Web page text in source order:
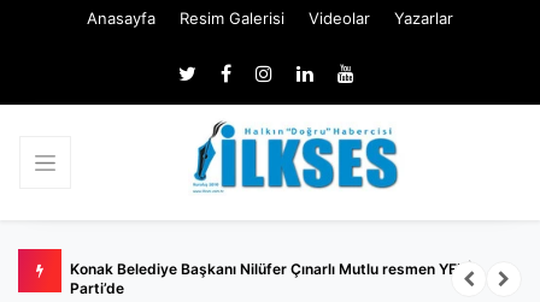
Anasayfa Resim Galerisi Videolar Yazarlar
Konak Belediye Başkanı Nilüfer Çınarlı Mutlu resmen YENİ
Parti’de